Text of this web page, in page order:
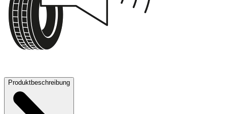
Produktbeschreibung